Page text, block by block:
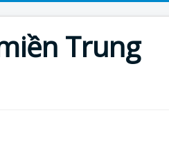
Trung